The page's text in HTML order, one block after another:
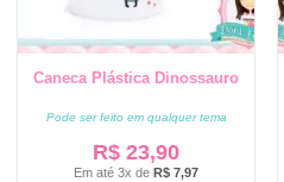
Caneca Plástica Dinossauro
Pode ser feito em qualquer tema
R$ 23,90
Em até 3x de R$ 7,97